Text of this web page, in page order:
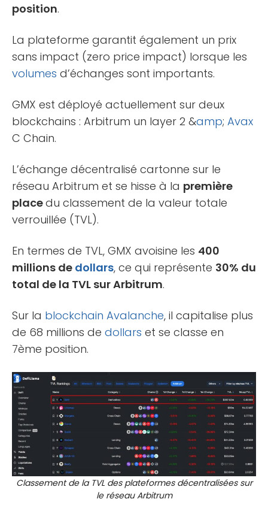
position.
La plateforme garantit également un prix
sans impact (zero price impact) lorsque les
volumes d’échanges sont importants.
GMX est déployé actuellement sur deux
blockchains : Arbitrum un layer 2 &amp; Avax
C Chain.
L’échange décentralisé cartonne sur le
réseau Arbitrum et se hisse à la première
placedu classement de la valeur totale
verrouillée (TVL).
En termes de TVL, GMX avoisine les 400
millions de dollars, ce qui représente 30% du
total de la TVL sur Arbitrum.
Sur la blockchain Avalanche, il capitalise plus
de 68 millions de dollars et se classe en
7ème position.
Classement de la TVL des plateformes décentralisées sur
le réseau Arbitrum